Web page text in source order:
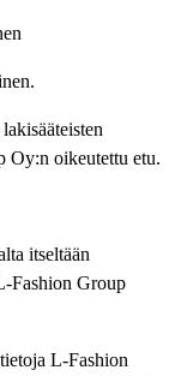
Oy:n oikeutettu etu.
itseltään
Fashion Group
L-Fashion